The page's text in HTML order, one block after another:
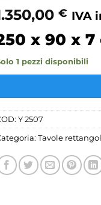
€ IVA
x 90 x 7
1 pezzi disponibili
Y 2507
Tavole